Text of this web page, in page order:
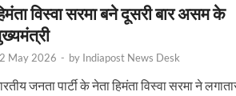
विस्वा सरमा बने दूसरी बार असम के
May 2026 - by Indiapost News Desk
जनता पार्टी के नेता हिमंता विस्वा सरमा ने